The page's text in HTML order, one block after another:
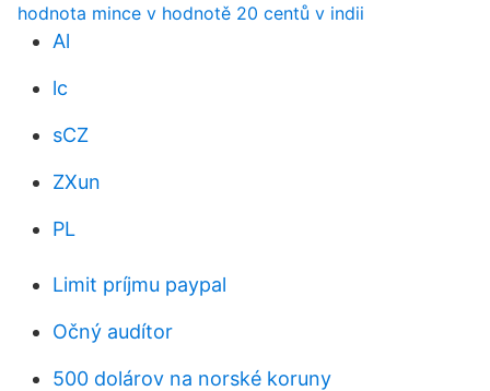
hodnota mince v hodnotě 20 centů v indii
Al
lc
sCZ
ZXun
PL
Limit príjmu paypal
Očný audítor
500 dolárov na norské koruny